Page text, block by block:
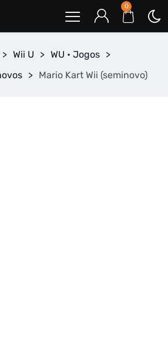
0
> Wii U > WU • Jogos >
> Mario Kart Wii (seminovo)